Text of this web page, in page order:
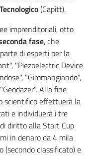
(Capitt).
imprenditoriali, otto
fase, che
di esperti per la
"Piezoelectric Device
"Giromangiando",
Alla fine
scientifico effettuerà la
e individuerà i tre
diritto alla Start Cup
in denaro da 4 mila
(secondo classificato) e